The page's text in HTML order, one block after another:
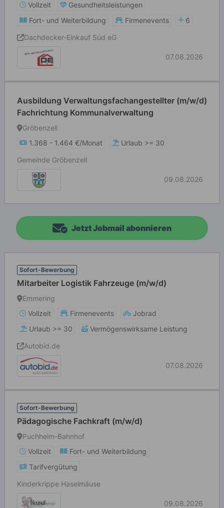
Vollzeit
Gesundheitsleistungen
Fort- und Weiterbildung
Firmenevents
6
Dachdecker-Einkauf Süd eG
07.08.2026
Ausbildung Verwaltungsfachangestellter (m/w/d)
Fachrichtung Kommunalverwaltung
Gröbenzell
1.368 - 1.464 €/Monat
Urlaub >= 30
Gemeinde Gröbenzell
09.08.2026
Jetzt Jobmail abonnieren
Sofort-Bewerbung
Mitarbeiter Logistik Fahrzeuge (m/w/d)
Emmering
Vollzeit
Firmenevents
Jobrad
Urlaub >= 30
Vermögenswirksame Leistung
Autobid.de
07.08.2026
Sofort-Bewerbung
Pädagogische Fachkraft (m/w/d)
Puchheim-Bahnhof
Vollzeit
Fort- und Weiterbildung
Tarifvergütung
Kinderkrippe Haselmäuse
09.08.2026